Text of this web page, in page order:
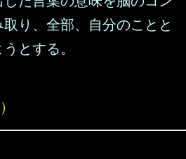
り、全部、自分のことと
とする。
）